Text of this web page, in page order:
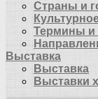
Страны и
Термины и
Выставка
Выставка
Выставки